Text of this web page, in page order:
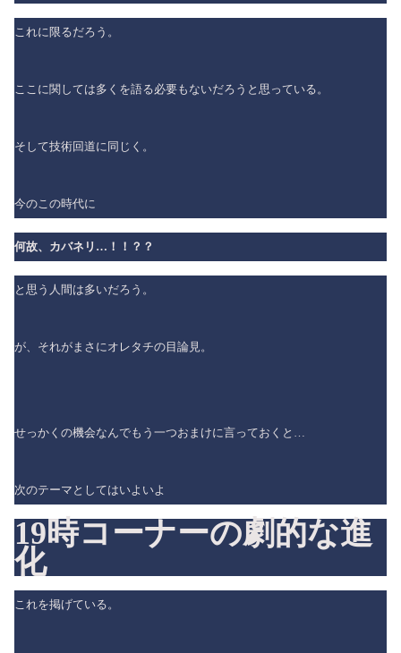
これに限るだろう。
ここに関しては多くを語る必要もないだろうと思っている。
そして技術回道に同じく。
今のこの時代に
何故、カバネリ…！！？？
と思う人間は多いだろう。
が、それがまさにオレタチの目論見。
せっかくの機会なんでもう一つおまけに言っておくと…
次のテーマとしてはいよいよ
19時コーナーの劇的な進
化
これを掲げている。